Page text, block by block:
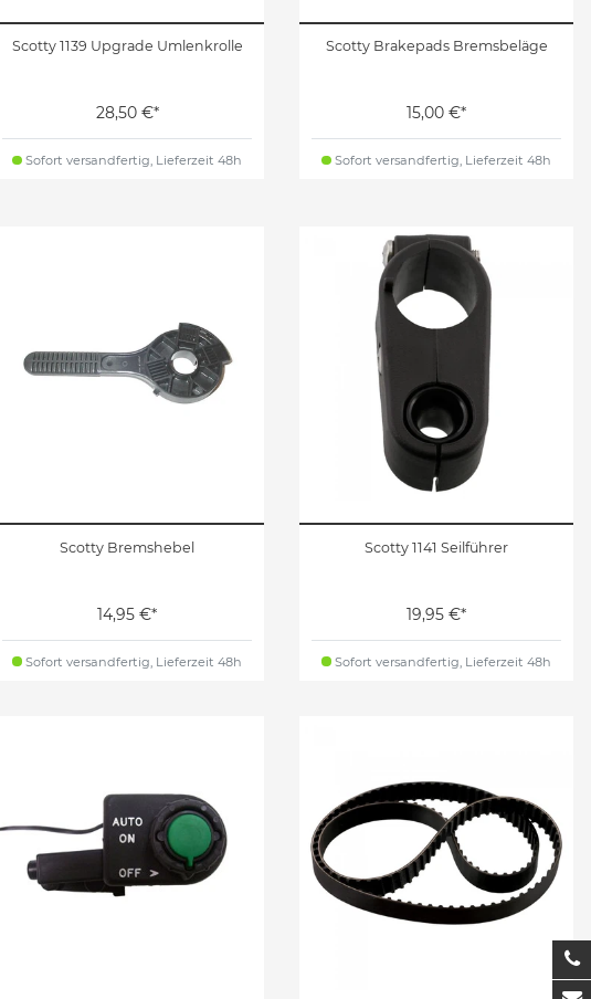
Scotty 1139 Upgrade Umlenkrolle
28,50 €*
Sofort versandfertig, Lieferzeit 48h
Scotty Brakepads Bremsbeläge
15,00 €*
Sofort versandfertig, Lieferzeit 48h
Scotty Bremshebel
14,95 €*
Sofort versandfertig, Lieferzeit 48h
Scotty 1141 Seilführer
19,95 €*
Sofort versandfertig, Lieferzeit 48h